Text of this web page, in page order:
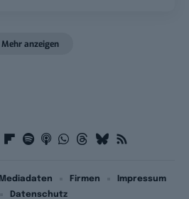
Mehr anzeigen
Mediadaten Firmen
Impressum
Datenschutz